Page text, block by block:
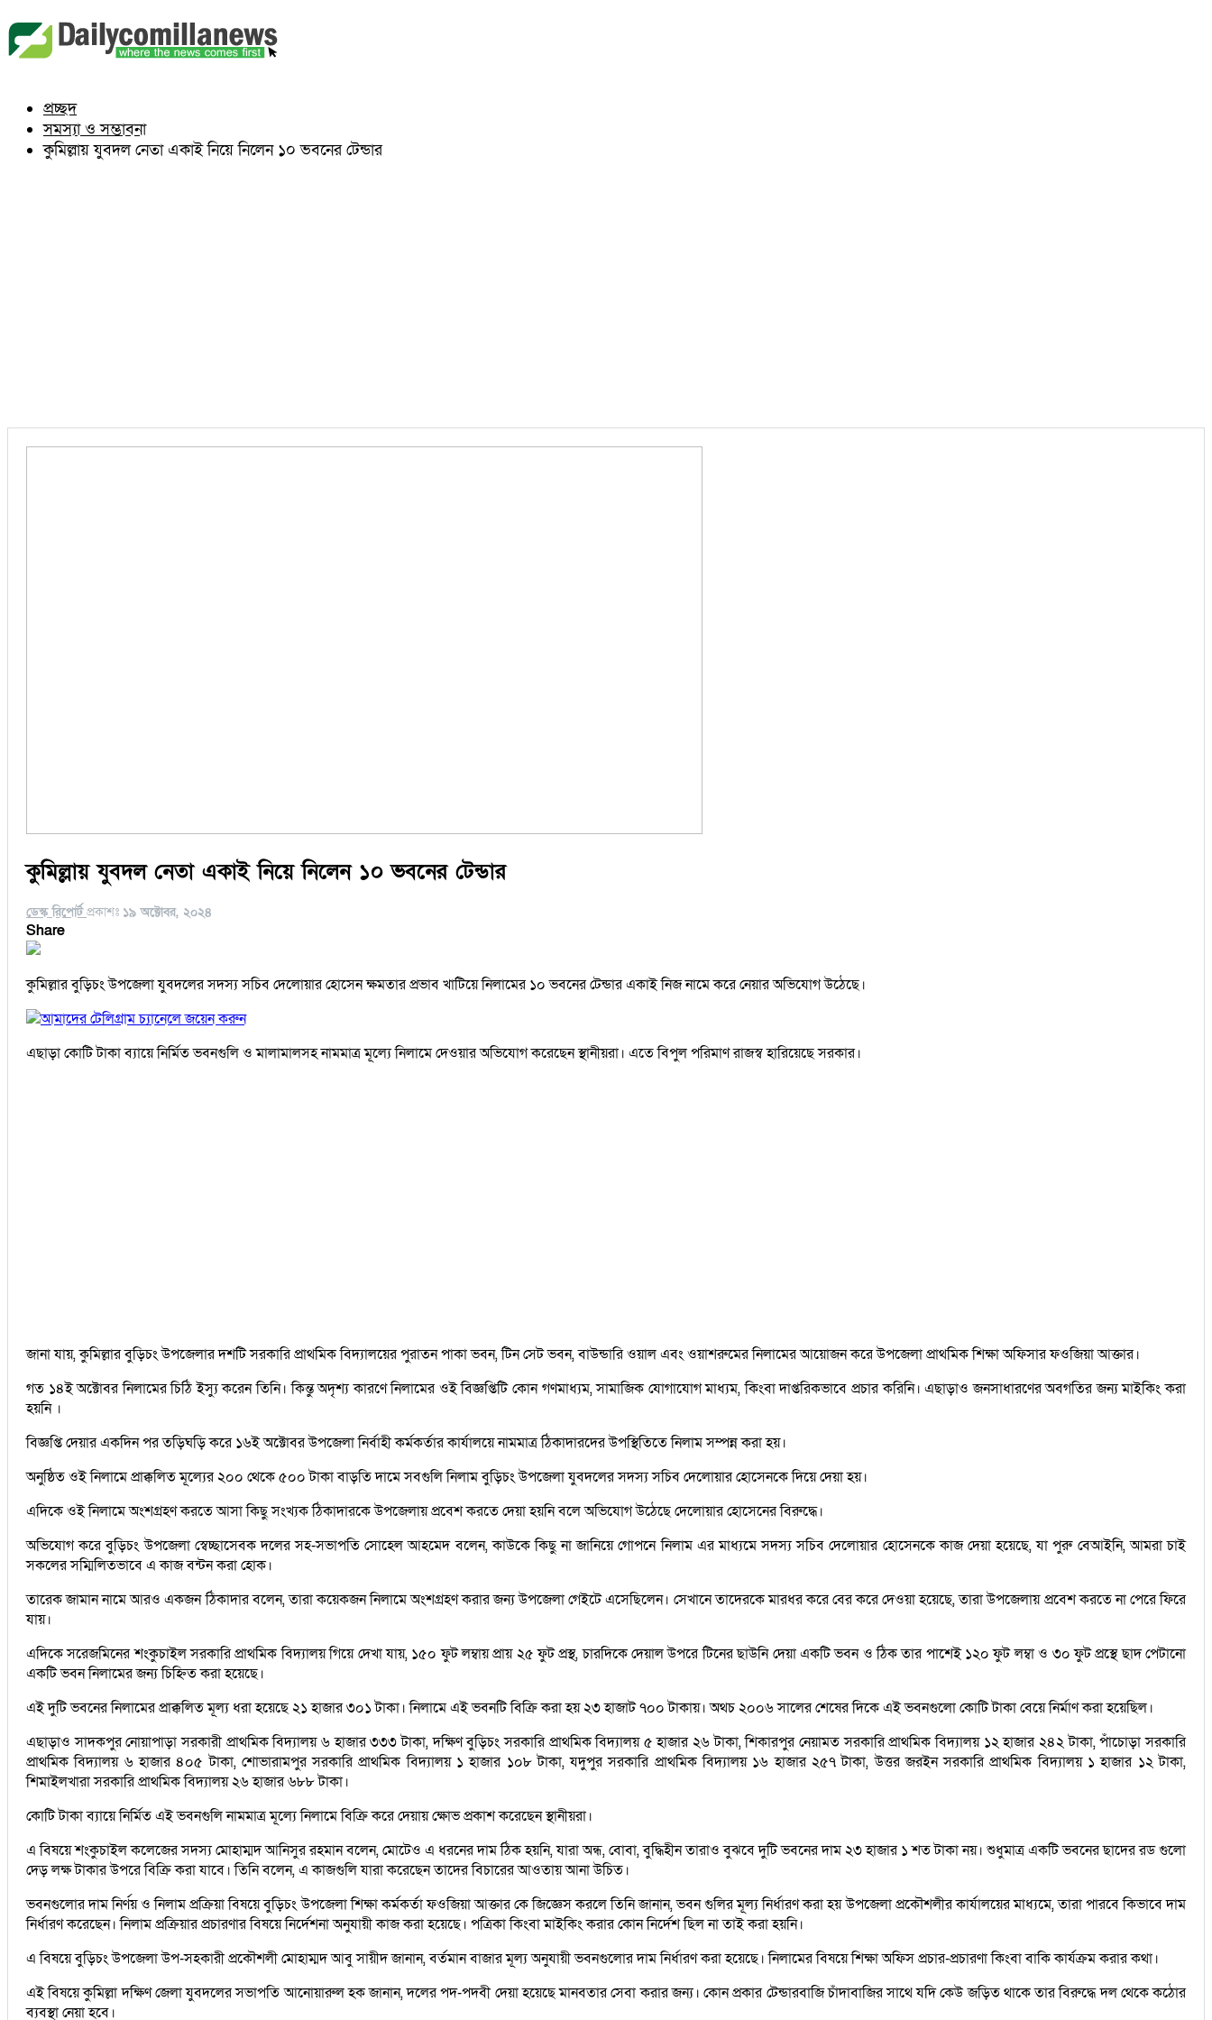
ব্রাহ্মণপাড়া
লাকসাম
বরুড়া
লালমাই
প্রচ্ছদ
সমস্যা ও সম্ভাবনা
কুমিল্লায় যুবদল নেতা একাই নিয়ে নিলেন ১০ ভবনের টেন্ডার
কুমিল্লায় যুবদল নেতা একাই নিয়ে নিলেন ১০ ভবনের টেন্ডার
ডেস্ক রিপোর্ট প্রকাশঃ ১৯ অক্টোবর, ২০২৪
Share
কুমিল্লার বুড়িচং উপজেলা যুবদলের সদস্য সচিব দেলোয়ার হোসেন ক্ষমতার প্রভাব খাটিয়ে নিলামের ১০ ভবনের টেন্ডার একাই নিজ নামে করে নেয়ার অভিযোগ উঠেছে।
আমাদের টেলিগ্রাম চ্যানেলে জয়েন করুন
এছাড়া কোটি টাকা ব্যায়ে নির্মিত ভবনগুলি ও মালামালসহ নামমাত্র মূল্যে নিলামে দেওয়ার অভিযোগ করেছেন স্থানীয়রা। এতে বিপুল পরিমাণ রাজস্ব হারিয়েছে সরকার।
জানা যায়, কুমিল্লার বুড়িচং উপজেলার দশটি সরকারি প্রাথমিক বিদ্যালয়ের পুরাতন পাকা ভবন, টিন সেট ভবন, বাউন্ডারি ওয়াল এবং ওয়াশরুমের নিলামের আয়োজন করে উপজেলা প্রাথমিক শিক্ষা অফিসার ফওজিয়া আক্তার।
গত ১৪ই অক্টোবর নিলামের চিঠি ইস্যু করেন তিনি। কিন্তু অদৃশ্য কারণে নিলামের ওই বিজ্ঞপ্তিটি কোন গণমাধ্যম, সামাজিক যোগাযোগ মাধ্যম, কিংবা দাপ্তরিকভাবে প্রচার করিনি। এছাড়াও জনসাধারণের অবগতির জন্য মাইকিং করা
হয়নি ।
বিজ্ঞপ্তি দেয়ার একদিন পর তড়িঘড়ি করে ১৬ই অক্টোবর উপজেলা নির্বাহী কর্মকর্তার কার্যালয়ে নামমাত্র ঠিকাদারদের উপস্থিতিতে নিলাম সম্পন্ন করা হয়।
অনুষ্ঠিত ওই নিলামে প্রাক্কলিত মূল্যের ২০০ থেকে ৫০০ টাকা বাড়তি দামে সবগুলি নিলাম বুড়িচং উপজেলা যুবদলের সদস্য সচিব দেলোয়ার হোসেনকে দিয়ে দেয়া হয়।
এদিকে ওই নিলামে অংশগ্রহণ করতে আসা কিছু সংখ্যক ঠিকাদারকে উপজেলায় প্রবেশ করতে দেয়া হয়নি বলে অভিযোগ উঠেছে দেলোয়ার হোসেনের বিরুদ্ধে।
অভিযোগ করে বুড়িচং উপজেলা স্বেচ্ছাসেবক দলের সহ-সভাপতি সোহেল আহমেদ বলেন, কাউকে কিছু না জানিয়ে গোপনে নিলাম এর মাধ্যমে সদস্য সচিব দেলোয়ার হোসেনকে কাজ দেয়া হয়েছে, যা পুরু বেআইনি, আমরা চাই
সকলের সম্মিলিতভাবে এ কাজ বন্টন করা হোক।
তারেক জামান নামে আরও একজন ঠিকাদার বলেন, তারা কয়েকজন নিলামে অংশগ্রহণ করার জন্য উপজেলা গেইটে এসেছিলেন। সেখানে তাদেরকে মারধর করে বের করে দেওয়া হয়েছে, তারা উপজেলায় প্রবেশ করতে না পেরে ফিরে
যায়।
এদিকে সরেজমিনের শংকুচাইল সরকারি প্রাথমিক বিদ্যালয় গিয়ে দেখা যায়, ১৫০ ফুট লম্বায় প্রায় ২৫ ফুট প্রস্থ, চারদিকে দেয়াল উপরে টিনের ছাউনি দেয়া একটি ভবন ও ঠিক তার পাশেই ১২০ ফুট লম্বা ও ৩০ ফুট প্রস্থে ছাদ পেটানো
একটি ভবন নিলামের জন্য চিহ্নিত করা হয়েছে।
এই দুটি ভবনের নিলামের প্রাক্কলিত মূল্য ধরা হয়েছে ২১ হাজার ৩০১ টাকা। নিলামে এই ভবনটি বিক্রি করা হয় ২৩ হাজাট ৭০০ টাকায়। অথচ ২০০৬ সালের শেষের দিকে এই ভবনগুলো কোটি টাকা বেয়ে নির্মাণ করা হয়েছিল।
এছাড়াও সাদকপুর নোয়াপাড়া সরকারী প্রাথমিক বিদ্যালয় ৬ হাজার ৩৩৩ টাকা, দক্ষিণ বুড়িচং সরকারি প্রাথমিক বিদ্যালয় ৫ হাজার ২৬ টাকা, শিকারপুর নেয়ামত সরকারি প্রাথমিক বিদ্যালয় ১২ হাজার ২৪২ টাকা, পাঁচোড়া সরকারি
প্রাথমিক বিদ্যালয় ৬ হাজার ৪০৫ টাকা, শোভারামপুর সরকারি প্রাথমিক বিদ্যালয় ১ হাজার ১০৮ টাকা, যদুপুর সরকারি প্রাথমিক বিদ্যালয় ১৬ হাজার ২৫৭ টাকা, উত্তর জরইন সরকারি প্রাথমিক বিদ্যালয় ১ হাজার ১২ টাকা,
শিমাইলখারা সরকারি প্রাথমিক বিদ্যালয় ২৬ হাজার ৬৮৮ টাকা।
কোটি টাকা ব্যায়ে নির্মিত এই ভবনগুলি নামমাত্র মূল্যে নিলামে বিক্রি করে দেয়ায় ক্ষোভ প্রকাশ করেছেন স্থানীয়রা।
এ বিষয়ে শংকুচাইল কলেজের সদস্য মোহাম্মদ আনিসুর রহমান বলেন, মোটেও এ ধরনের দাম ঠিক হয়নি, যারা অন্ধ, বোবা, বুদ্ধিহীন তারাও বুঝবে দুটি ভবনের দাম ২৩ হাজার ১ শত টাকা নয়। শুধুমাত্র একটি ভবনের ছাদের রড গুলো
দেড় লক্ষ টাকার উপরে বিক্রি করা যাবে। তিনি বলেন, এ কাজগুলি যারা করেছেন তাদের বিচারের আওতায় আনা উচিত।
ভবনগুলোর দাম নির্ণয় ও নিলাম প্রক্রিয়া বিষয়ে বুড়িচং উপজেলা শিক্ষা কর্মকর্তা ফওজিয়া আক্তার কে জিজ্ঞেস করলে তিনি জানান, ভবন গুলির মূল্য নির্ধারণ করা হয় উপজেলা প্রকৌশলীর কার্যালয়ের মাধ্যমে, তারা পারবে কিভাবে দাম
নির্ধারণ করেছেন। নিলাম প্রক্রিয়ার প্রচারণার বিষয়ে নির্দেশনা অনুযায়ী কাজ করা হয়েছে। পত্রিকা কিংবা মাইকিং করার কোন নির্দেশ ছিল না তাই করা হয়নি।
এ বিষয়ে বুড়িচং উপজেলা উপ-সহকারী প্রকৌশলী মোহাম্মদ আবু সায়ীদ জানান, বর্তমান বাজার মূল্য অনুযায়ী ভবনগুলোর দাম নির্ধারণ করা হয়েছে। নিলামের বিষয়ে শিক্ষা অফিস প্রচার-প্রচারণা কিংবা বাকি কার্যক্রম করার কথা।
এই বিষয়ে কুমিল্লা দক্ষিণ জেলা যুবদলের সভাপতি আনোয়ারুল হক জানান, দলের পদ-পদবী দেয়া হয়েছে মানবতার সেবা করার জন্য। কোন প্রকার টেন্ডারবাজি চাঁদাবাজির সাথে যদি কেউ জড়িত থাকে তার বিরুদ্ধে দল থেকে কঠোর
ব্যবস্থা নেয়া হবে।